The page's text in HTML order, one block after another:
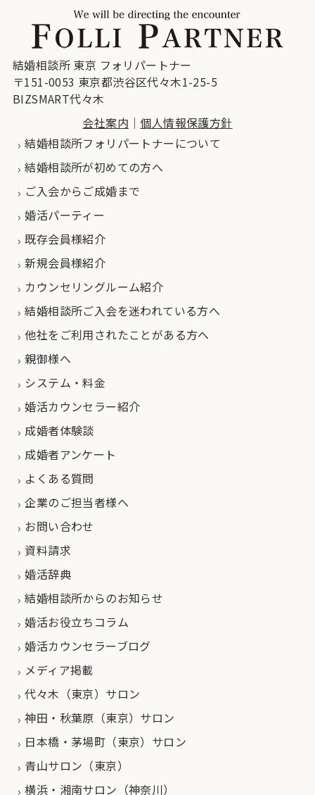
結婚相談所 東京 フォリパートナー
〒151-0053 東京都渋谷区代々木1-25-5
BIZSMART代々木
会社案内 ｜ 個人情報保護方針
結婚相談所フォリパートナーについて
結婚相談所が初めての方へ
ご入会からご成婚まで
婚活パーティー
既存会員様紹介
新規会員様紹介
カウンセリングルーム紹介
結婚相談所ご入会を迷われている方へ
他社をご利用されたことがある方へ
親御様へ
システム・料金
婚活カウンセラー紹介
成婚者体験談
成婚者アンケート
よくある質問
企業のご担当者様へ
お問い合わせ
資料請求
婚活辞典
結婚相談所からのお知らせ
婚活お役立ちコラム
婚活カウンセラーブログ
メディア掲載
代々木（東京）サロン
神田・秋葉原（東京）サロン
日本橋・茅場町（東京）サロン
青山サロン（東京）
横浜・湘南サロン（神奈川）